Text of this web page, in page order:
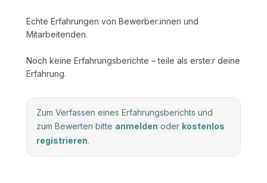
Echte Erfahrungen von Bewerber:innen und
Mitarbeitenden.
Noch keine Erfahrungsberichte – teile als erste:r deine
Erfahrung.
Zum Verfassen eines Erfahrungsberichts und
zum Bewerten bitte anmelden oder kostenlos
registrieren.